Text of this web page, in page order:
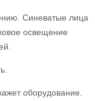
Синеватые лица
освещение
оборудование.